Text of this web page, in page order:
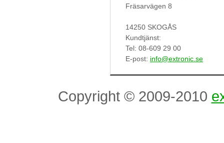
Fräsarvägen 8
14250 SKOGÅS
Kundtjänst:
Tel: 08-609 29 00
E-post: info@extronic.se
Copyright © 2009-2010